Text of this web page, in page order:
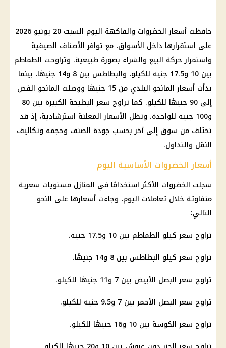
حافظت أسعار الخضروات والفاكهة اليوم السبت 20 يونيو 2026
على استقرارها داخل الأسواق، مع توافر الأصناف الصيفية
واستمرار حركة البيع والشراء بصورة طبيعية. وتراوحت الطماطم
بين 10 و17.5 جنيه للكيلو، والبطاطس بين 8 و14 جنيهًا، بينما
بدأت أسعار المانجو البلدي من 15 جنيهًا ووصلت المانجو الفص
إلى 90 جنيهًا للكيلو. كما تراوح سعر البطيخة الكبيرة بين 80
و100 جنيه للواحدة. وتظل الأسعار المعلنة استرشادية، إذ قد
تختلف من سوق إلى آخر بحسب جودة الصنف وحجمه وتكاليف
النقل والتداول.
أسعار الخضروات الأساسية اليوم
سجلت الخضروات الأكثر استخدامًا في المنازل مستويات سعرية
متفاوتة خلال تعاملات اليوم، وجاءت أسعارها على النحو
التالي:
تراوح سعر كيلو الطماطم بين 10 و17.5 جنيه.
تراوح سعر كيلو البطاطس بين 8 و14 جنيهًا.
تراوح سعر البصل الأبيض بين 7 و11 جنيهًا للكيلو.
تراوح سعر البصل الأحمر بين 7 و9.5 جنيه للكيلو.
تراوح سعر الكوسة بين 10 و16 جنيهًا للكيلو.